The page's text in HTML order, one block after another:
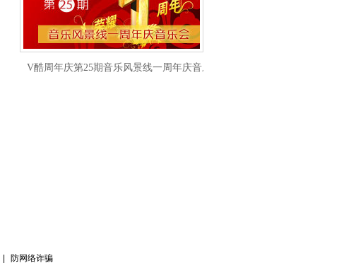
V酷周年庆第25期音乐风景线一周年庆音乐会
防网络诈骗